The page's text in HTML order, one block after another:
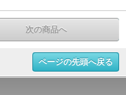
次の商品へ
ページの先頭へ戻る